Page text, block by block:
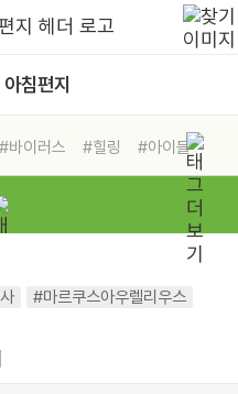
침편지
#바이러스 #힐링
#아이들
#마르쿠스아우렐리우스